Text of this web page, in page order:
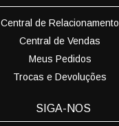
Central de Relacionamento
Central de Vendas
Meus Pedidos
Trocas e Devoluções
SIGA-NOS